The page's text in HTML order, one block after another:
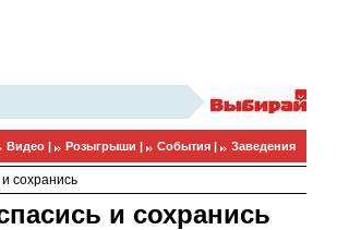
Видео | Розыгрыши | События | Заведения
сохранись
и сохранись